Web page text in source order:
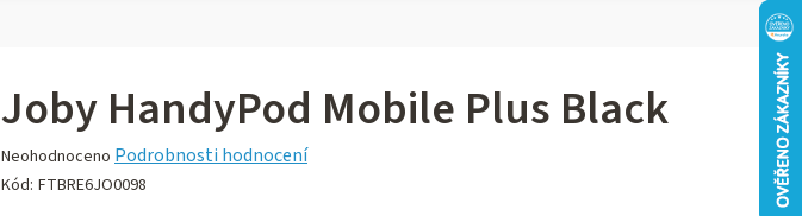
Joby HandyPod Mobile Plus Black
Průměrné
hodnocení
Neohodnoceno Podrobnosti hodnocení
Kód: FTBRE6JO0098